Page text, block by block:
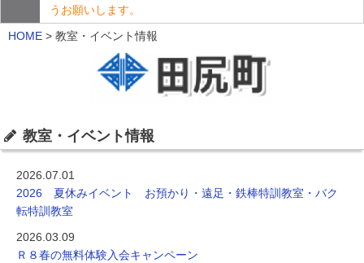
うお願いします。
HOME > 教室・イベント情報
教室・イベント情報
2026.07.01
2026 夏休みイベント お預かり・遠足・鉄棒特訓教室・バク
転特訓教室
2026.03.09
Ｒ８春の無料体験入会キャンペーン